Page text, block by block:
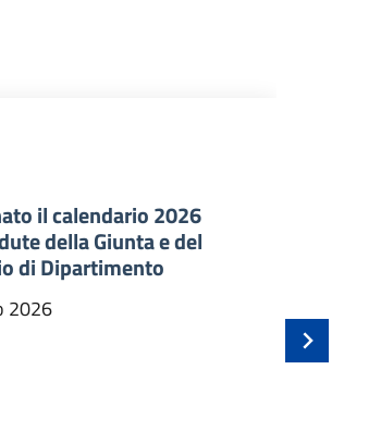
il calendario 2026
della Giunta e del
di Dipartimento
2026